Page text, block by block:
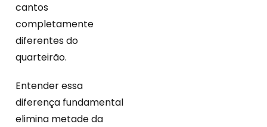
cantos
completamente
diferentes do
quarteirão.
Entender essa
diferença fundamental
elimina metade da